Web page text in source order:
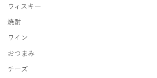
ウィスキー
焼酎
ワイン
おつまみ
チーズ